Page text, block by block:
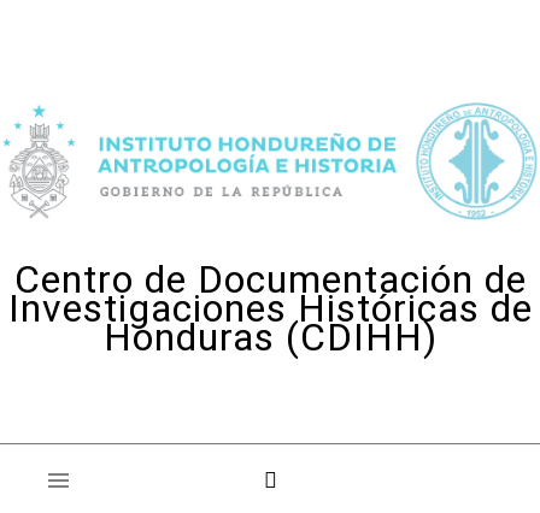
Centro de Documentación de
Investigaciones Históricas de
Honduras (CDIHH)